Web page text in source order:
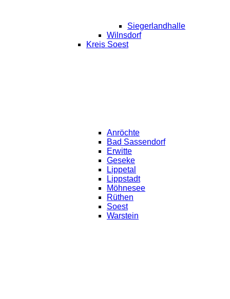
Siegerlandhalle
Wilnsdorf
Kreis Soest
Anröchte
Bad Sassendorf
Erwitte
Geseke
Lippetal
Lippstadt
Möhnesee
Rüthen
Soest
Warstein